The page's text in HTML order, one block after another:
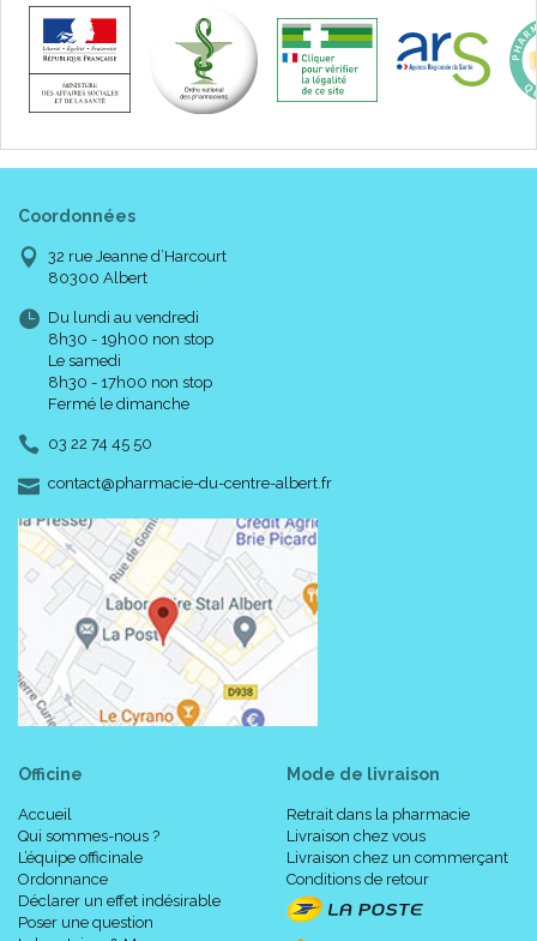
Coordonnées
32 rue Jeanne d’Harcourt
80300 Albert
Du lundi au vendredi
8h30 - 19h00 non stop
Le samedi
8h30 - 17h00 non stop
Fermé le dimanche
03 22 74 45 50
contact-
@-
pharmacie-du-centre-albert.fr
Officine
Accueil
Qui sommes-nous ?
L’équipe officinale
Ordonnance
Déclarer un effet indésirable
Poser une question
Mode de livraison
Retrait dans la pharmacie
Livraison chez vous
Livraison chez un commerçant
Conditions de retour